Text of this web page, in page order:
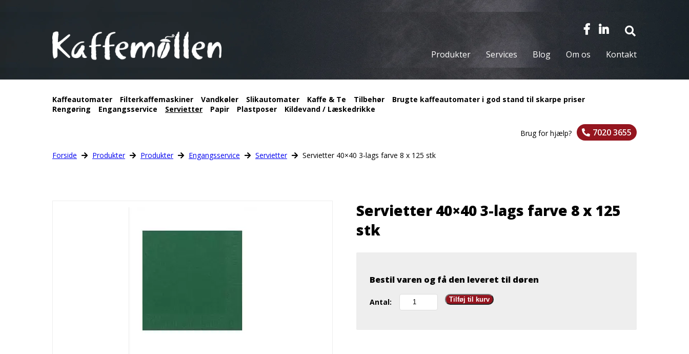
Produkter Services Blog Om os Kontakt
Kaffeautomater Filterkaffemaskiner Vandkøler Slikautomater Kaffe & Te Tilbehør
Brugte kaffeautomater i god stand til skarpe priser
Rengøring
Engangsservice Servietter Papir Plastposer Kildevand / Læskedrikke
Brug for hjælp? 7020 3655
Forside Produkter Produkter Engangsservice Servietter Servietter 40×40 3-lags farve 8 x 125 stk
Servietter 40×40 3-lags farve 8 x 125
stk
Bestil varen og få den leveret til døren
Antal:
Servietter
40x40
Tilføj til kurv